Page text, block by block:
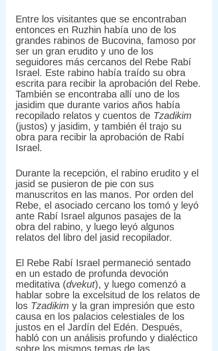
Entre los visitantes que se encontraban
entonces en Ruzhin había uno de los
grandes rabinos de Bucovina, famoso por
ser un gran erudito y uno de los
seguidores más cercanos del Rebe Rabí
Israel. Este rabino había traído su obra
escrita para recibir la aprobación del Rebe.
También se encontraba allí uno de los
jasidim que durante varios años había
recopilado relatos y cuentos de Tzadikim
(justos) y jasidim, y también él trajo su
obra para recibir la aprobación de Rabí
Israel.
Durante la recepción, el rabino erudito y el
jasid se pusieron de pie con sus
manuscritos en las manos. Por orden del
Rebe, el asociado cercano los tomó y leyó
ante Rabí Israel algunos pasajes de la
obra del rabino, y luego leyó algunos
relatos del libro del jasid recopilador.
El Rebe Rabí Israel permaneció sentado
en un estado de profunda devoción
meditativa (dvekut), y luego comenzó a
hablar sobre la excelsitud de los relatos de
los Tzadikim y la gran impresión que esto
causa en los palacios celestiales de los
justos en el Jardín del Edén. Después,
habló con un análisis profundo y dialéctico
sobre los mismos temas de las